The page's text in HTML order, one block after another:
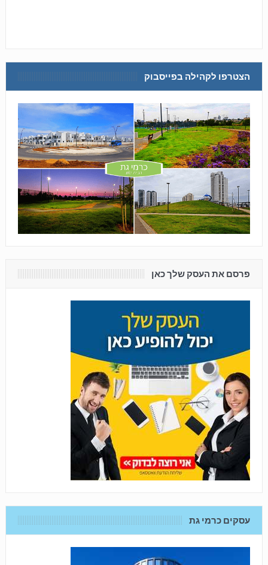
הצטרפו לקהילה בפייסבוק
פרסם את העסק שלך כאן
עסקים כרמי גת